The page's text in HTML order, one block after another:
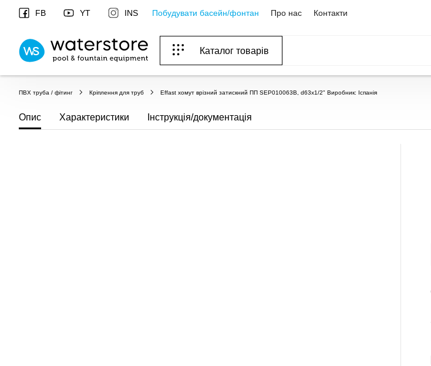
FB YT INS Побудувати басейн/фонтан Про нас Контакти
Каталог товарів
ПВХ труба / фітинг Кріплення для труб Effast хомут врізний затискний ПП SEP010063B, d63x1/2" Виробник: Іспанія
Опис Характеристики Інструкція/документація